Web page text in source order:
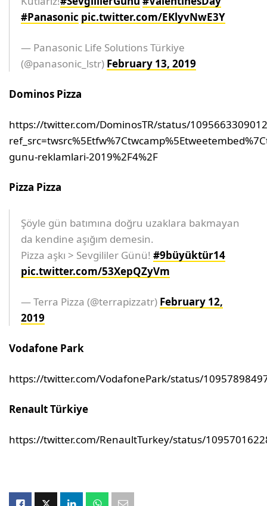
#Panasonic pic.twitter.com/EKlyvNwE3Y
— Panasonic Life Solutions Türkiye
(@panasonic_lstr) February 13, 2019
Dominos Pizza
https://twitter.com/DominosTR/status/
gunu-reklamlari-2019%2F4%2F
Pizza Pizza
Şöyle gün batımına doğru uzaklara bakmayan
da kendine aşığım demesin.
Pizza aşkı > Sevgililer Günü!#9büyüktür14
pic.twitter.com/53XepQZyVm
— Terra Pizza (@terrapizzatr) February 12,
2019
Vodafone Park
https://twitter.com/VodafonePark/status/
Renault Türkiye
https://twitter.com/RenaultTurkey/status/